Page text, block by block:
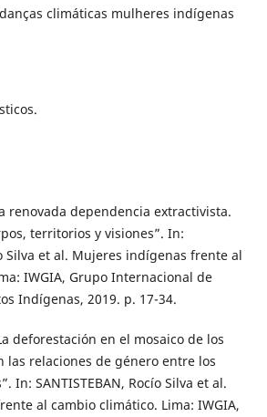
climáticas mulheres indígenas
renovada dependencia extractivista.
territorios y visiones”. In:
Silva et al. Mujeres indígenas frente al
IWGIA, Grupo Internacional de
Indígenas, 2019. p. 17-34.
deforestación en el mosaico de los
las relaciones de género entre los
In: SANTISTEBAN, Rocío Silva et al.
al cambio climático. Lima: IWGIA,